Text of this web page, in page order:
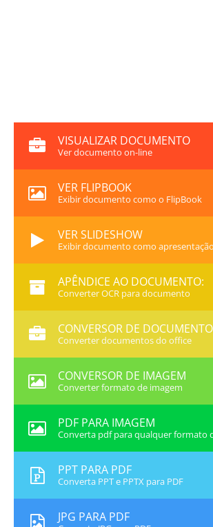
VISUALIZAR DOCUMENTO
Ver documento on-line
VER FLIPBOOK
Exibir documento como o FlipBook
VER SLIDESHOW
Exibir documento como
APÊNDICE AO DOCUMENTO:
Converter OCR para documento
CONVERSOR DE
Converter documentos do office
CONVERSOR DE IMAGEM
Converter formato de imagem
PDF PARA IMAGEM
Converta pdf para qualquer formato
PPT PARA PDF
Converta PPT e PPTX para PDF
JPG PARA PDF